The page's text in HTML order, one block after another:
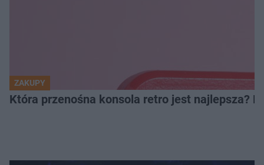
ZAKUPY
Która przenośna konsola retro jest najlepsza?